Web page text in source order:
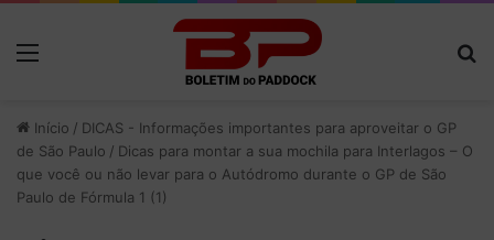
Início / DICAS - Informações importantes para aproveitar o GP
de São Paulo / Dicas para montar a sua mochila para Interlagos – O
que você ou não levar para o Autódromo durante o GP de São
Paulo de Fórmula 1 (1)